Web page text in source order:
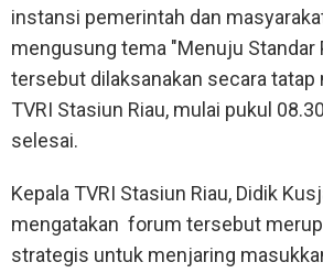
instansi pemerintah dan
mengusung tema "Menuju Standar
tersebut dilaksanakan secara tatap
TVRI Stasiun Riau, mulai pukul
selesai.
Kepala TVRI Stasiun Riau, Didik
mengatakan forum tersebut
strategis untuk menjaring